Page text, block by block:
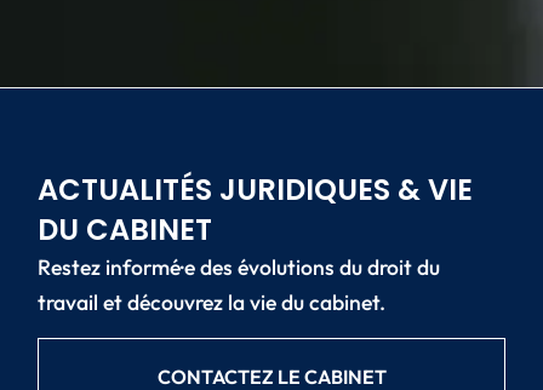
ACTUALITÉS JURIDIQUES & VIE
DU CABINET
Restez informé·e des évolutions du droit du
travail et découvrez la vie du cabinet.
CONTACTEZ LE CABINET